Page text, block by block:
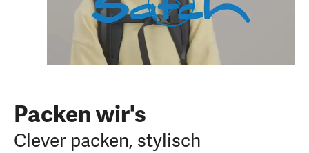
Packen wir's
Clever packen, stylisch